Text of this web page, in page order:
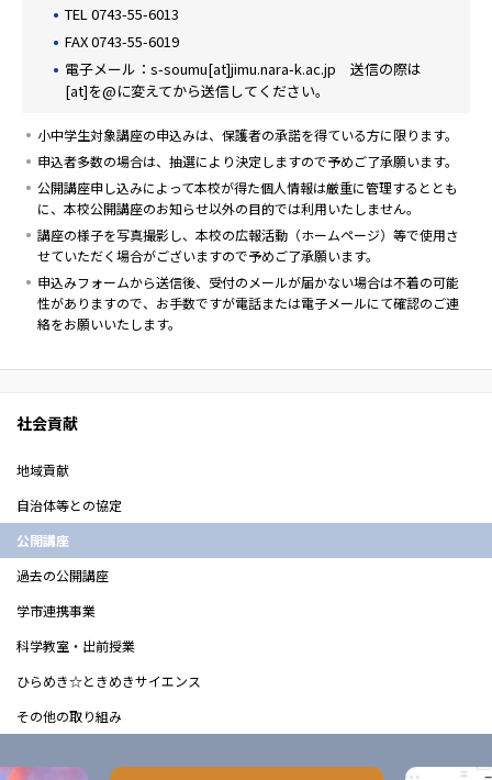
TEL 0743-55-6013
FAX 0743-55-6019
電子メール：s-soumu[at]jimu.nara-k.ac.jp 送信の際は
[at]を@に変えてから送信してください。
小中学生対象講座の申込みは、保護者の承諾を得ている方に限ります。
申込者多数の場合は、抽選により決定しますので予めご了承願います。
公開講座申し込みによって本校が得た個人情報は厳重に管理するととも
に、本校公開講座のお知らせ以外の目的では利用いたしません。
講座の様子を写真撮影し、本校の広報活動（ホームページ）等で使用さ
せていただく場合がございますので予めご了承願います。
申込みフォームから送信後、受付のメールが届かない場合は不着の可能
性がありますので、お手数ですが電話または電子メールにて確認のご連
絡をお願いいたします。
社会貢献
地域貢献
自治体等との協定
公開講座
過去の公開講座
学市連携事業
科学教室・出前授業
ひらめき☆ときめきサイエンス
その他の取り組み